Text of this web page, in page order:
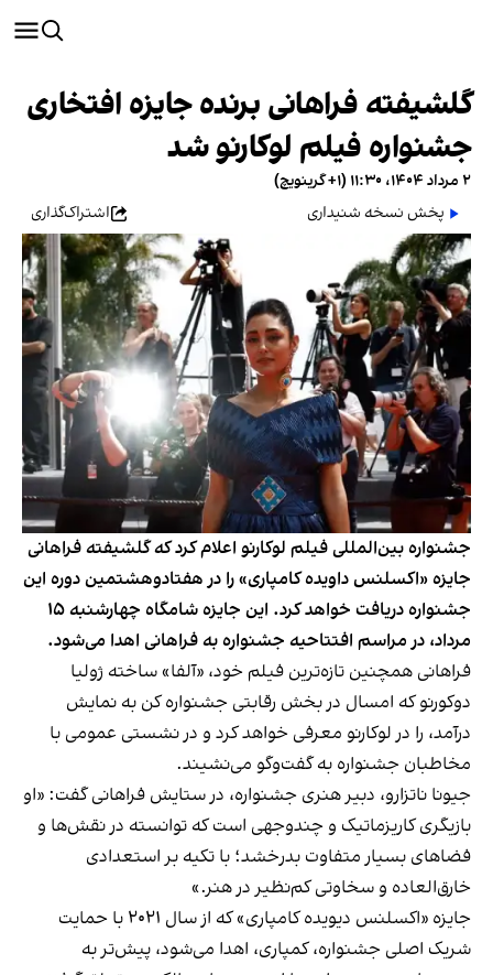
گلشیفته فراهانی برنده جایزه افتخاری
جشنواره فیلم لوکارنو شد
۲ مرداد ۱۴۰۴، ۱۱:۳۰ (‎+۱ گرینویچ)
پخش نسخه شنیداری
اشتراک‌گذاری
جشنواره بین‌المللی فیلم لوکارنو اعلام کرد که گلشیفته فراهانی
جایزه «اکسلنس داویده کامپاری» را در هفتادوهشتمین دوره این
جشنواره دریافت خواهد کرد. این جایزه شامگاه چهارشنبه ۱۵
مرداد، در مراسم افتتاحیه جشنواره به فراهانی اهدا می‌شود.
فراهانی همچنین تازه‌ترین فیلم خود، «آلفا» ساخته ژولیا
دوکورنو که امسال در بخش رقابتی جشنواره کن به نمایش
درآمد، را در لوکارنو معرفی خواهد کرد و در نشستی عمومی با
مخاطبان جشنواره به گفت‌وگو می‌نشیند.
جیونا ناتزارو، دبیر هنری جشنواره، در ستایش فراهانی گفت: «او
بازیگری کاریزماتیک و چندوجهی است که توانسته در نقش‌ها و
فضاهای بسیار متفاوت بدرخشد؛ با تکیه بر استعدادی
خارق‌العاده و سخاوتی کم‌نظیر در هنر.»
جایزه «اکسلنس دیویده کامپاری» که از سال ۲۰۲۱ با حمایت
شریک اصلی جشنواره، کمپاری، اهدا می‌شود، پیش‌تر به